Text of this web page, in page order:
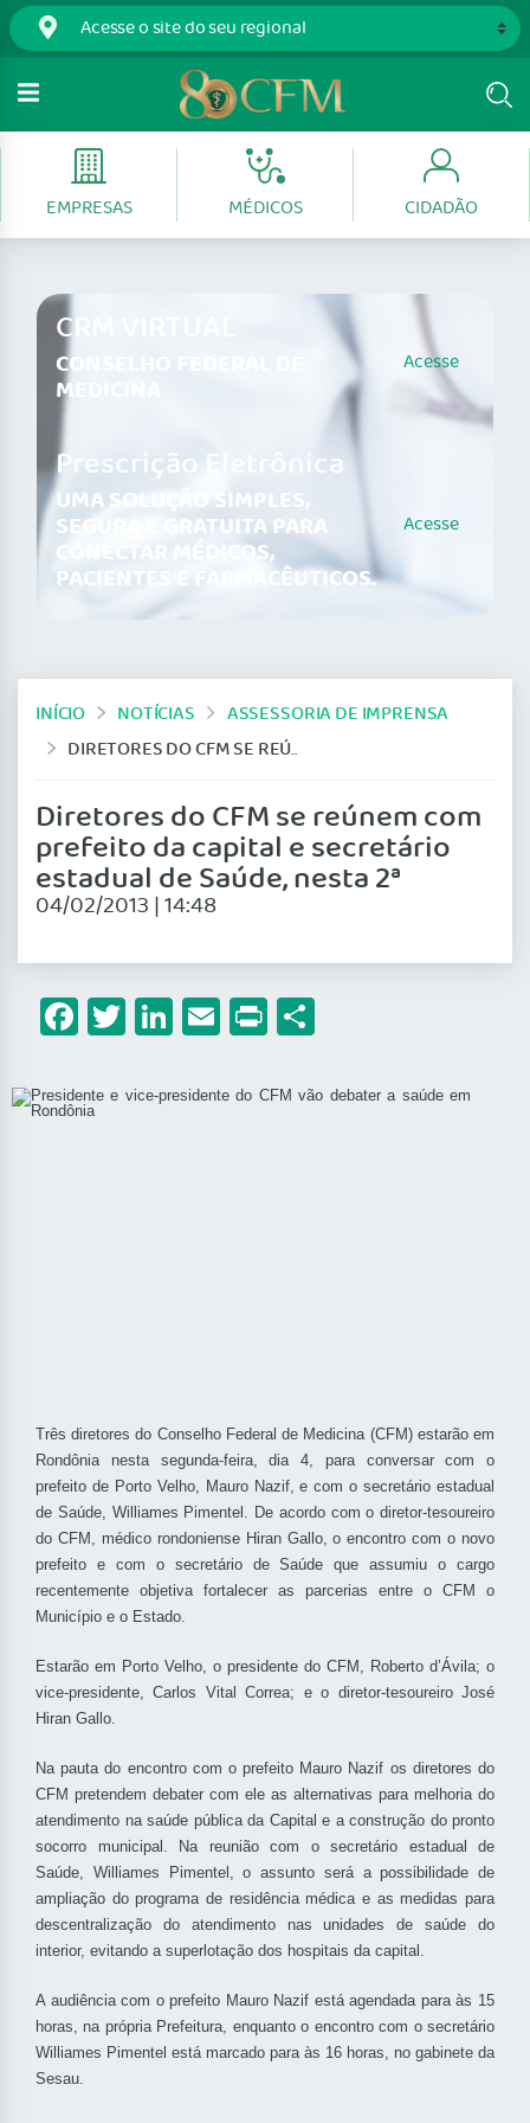
EMPRESAS MÉDICOS CIDADÃO
CRM VIRTUAL
CONSELHO FEDERAL DE
MEDICINA
Acesse
Prescrição Eletrônica
UMA SOLUÇÃO SIMPLES,
SEGURA E GRATUITA PARA
CONECTAR MÉDICOS,
PACIENTES E FARMACÊUTICOS.
Acesse
INÍCIO NOTÍCIAS
ASSESSORIA DE IMPRENSA
DIRETORES DO CFM SE REÚNEM COM PREFEITO DA CAPITAL E SECRETÁRIO ESTADUAL DE SAÚDE, NESTA 2ª
Diretores do CFM se reúnem com
prefeito da capital e secretário
estadual de Saúde, nesta 2ª
04/02/2013 | 14:48
Facebook
Twitter
LinkedIn
Email
Print
Três diretores do Conselho Federal de Medicina (CFM) estarão em
Rondônia nesta segunda-feira, dia 4, para conversar com o
prefeito de Porto Velho, Mauro Nazif, e com o secretário estadual
de Saúde, Williames Pimentel. De acordo com o diretor-tesoureiro
do CFM, médico rondoniense Hiran Gallo, o encontro com o novo
prefeito e com o secretário de Saúde que assumiu o cargo
recentemente objetiva fortalecer as parcerias entre o CFM o
Município e o Estado.
Estarão em Porto Velho, o presidente do CFM, Roberto d’Ávila; o
vice-presidente, Carlos Vital Correa; e o diretor-tesoureiro José
Hiran Gallo.
Na pauta do encontro com o prefeito Mauro Nazif os diretores do
CFM pretendem debater com ele as alternativas para melhoria do
atendimento na saúde pública da Capital e a construção do pronto
socorro municipal. Na reunião com o secretário estadual de
Saúde, Williames Pimentel, o assunto será a possibilidade de
ampliação do programa de residência médica e as medidas para
descentralização do atendimento nas unidades de saúde do
interior, evitando a superlotação dos hospitais da capital.
A audiência com o prefeito Mauro Nazif está agendada para às 15
horas, na própria Prefeitura, enquanto o encontro com o secretário
Williames Pimentel está marcado para às 16 horas, no gabinete da
Sesau.